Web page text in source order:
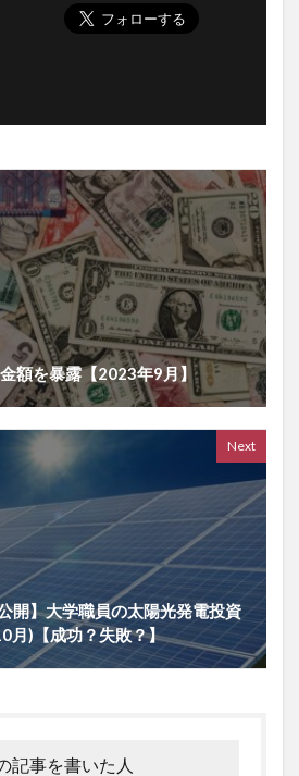
額を暴露【2023年9月】
Next
開】大学職員の太陽光発電投資
月)【成功？失敗？】
記事を書いた人